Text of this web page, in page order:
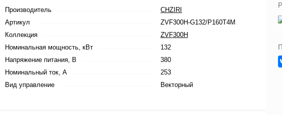
Производитель
CHZIRI
Артикул
ZVF300H-G132/P160T4M
Коллекция
ZVF300H
Номинальная мощность, кВт
132
Напряжение питания, В
380
Номинальный ток, А
253
Вид управление
Векторный